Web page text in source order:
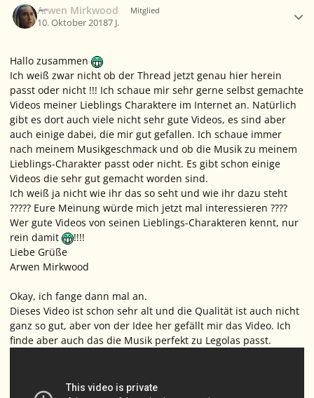
Arwen Mirkwood Mitglied
10. Oktober 20187 J.
Hallo zusammen
Ich weiß zwar nicht ob der Thread jetzt genau hier herein
passt oder nicht !!! Ich schaue mir sehr gerne selbst gemachte
Videos meiner Lieblings Charaktere im Internet an. Natürlich
gibt es dort auch viele nicht sehr gute Videos, es sind aber
auch einige dabei, die mir gut gefallen. Ich schaue immer
nach meinem Musikgeschmack und ob die Musik zu meinem
Lieblings-Charakter passt oder nicht. Es gibt schon einige
Videos die sehr gut gemacht worden sind.
Ich weiß ja nicht wie ihr das so seht und wie ihr dazu steht
????? Eure Meinung würde mich jetzt mal interessieren ????
Wer gute Videos von seinen Lieblings-Charakteren kennt, nur
rein damit
!!!!
Liebe Grüße
Arwen Mirkwood
Okay, ich fange dann mal an.
Dieses Video ist schon sehr alt und die Qualität ist auch nicht
ganz so gut, aber von der Idee her gefällt mir das Video. Ich
finde aber auch das die Musik perfekt zu Legolas passt.